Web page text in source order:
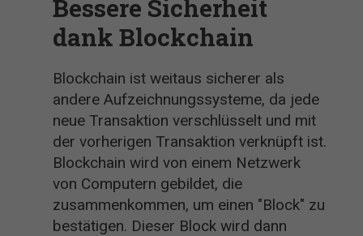
Bessere Sicherheit
dank Blockchain
Blockchain ist weitaus sicherer als
andere Aufzeichnungssysteme, da jede
neue Transaktion verschlüsselt und mit
der vorherigen Transaktion verknüpft ist.
Blockchain wird von einem Netzwerk
von Computern gebildet, die
zusammenkommen, um einen "Block" zu
bestätigen. Dieser Block wird dann